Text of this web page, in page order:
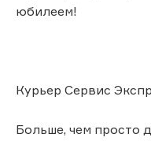
юбилеем!
Курьер Сервис
Больше, чем просто